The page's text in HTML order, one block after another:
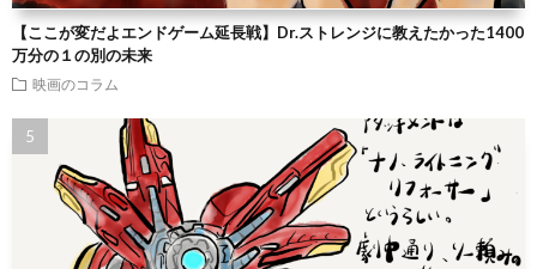
【ここが変だよエンドゲーム延長戦】Dr.ストレンジに教えたかった1400
万分の１の別の未来
映画のコラム